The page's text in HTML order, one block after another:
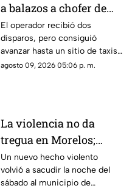
a balazos a chofer de
Ruta 13 en Oaxtepec
El operador recibió dos
disparos, pero consiguió
avanzar hasta un sitio de taxis
donde solicitó ayuda.
agosto 09, 2026 05:06 p. m.
La violencia no da
tregua en Morelos;
ejecutan a un hombre
en Jiutepec
Un nuevo hecho violento
volvió a sacudir la noche del
sábado al municipio de